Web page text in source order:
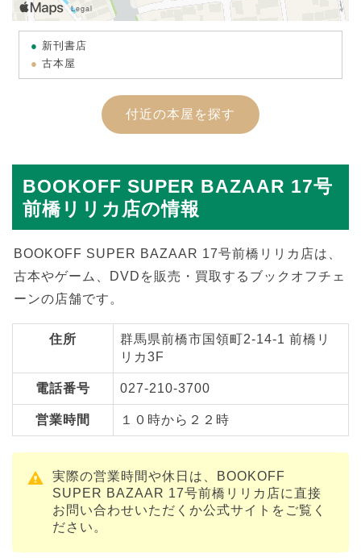
新刊書店
古本屋
付近の本屋を探す
BOOKOFF SUPER BAZAAR 17号
前橋リリカ店の情報
BOOKOFF SUPER BAZAAR 17号前橋リリカ店は、
古本やゲーム、DVDを販売・買取するブックオフチェ
ーンの店舗です。
住所
群馬県前橋市国領町2-14-1 前橋リ
リカ3F
電話番号 027-210-3700
営業時間 １０時から２２時
実際の営業時間や休日は、BOOKOFF
SUPER BAZAAR 17号前橋リリカ店に直接
お問い合わせいただくか公式サイトをご覧く
ださい。